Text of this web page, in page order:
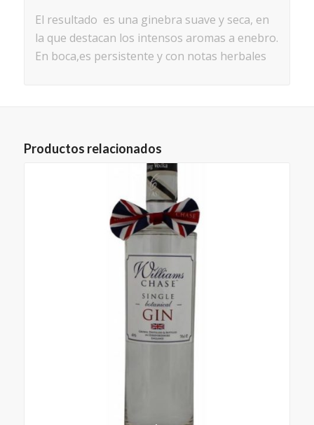
El resultado es una ginebra suave y seca, en
la que destacan los intensos aromas a enebro.
En boca,es persistente y con notas herbales
Productos relacionados